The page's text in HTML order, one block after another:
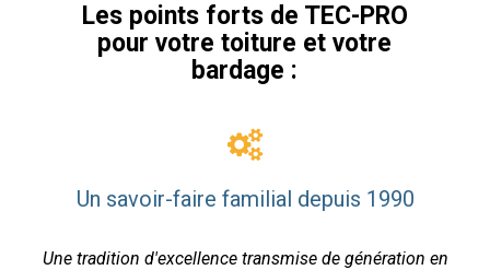
Les points forts de TEC-PRO
pour votre toiture et votre
bardage :
Un savoir-faire familial depuis 1990
Une tradition d'excellence transmise de génération en